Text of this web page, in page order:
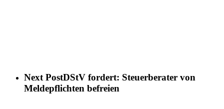
Next PostDStV fordert: Steuerberater von
Meldepflichten befreien